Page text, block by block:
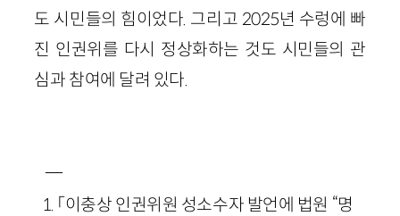
도 시민들의 힘이었다. 그리고 2025년 수렁에 빠
진 인권위를 다시 정상화하는 것도 시민들의 관
심과 참여에 달려 있다.
―
「이충상 인권위원 성소수자 발언에 법원 “명